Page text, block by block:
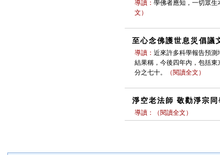
導讀： 學佛者應知，一切眾
文 ）
至心念佛護世息災倡議
導讀： 近來許多科學報告預
結果稱，今後四年內，包括
分之七十。
（ 閱讀全文 ）
淨空老法師 敬勸淨宗同
導讀： （ 閱讀全文 ）